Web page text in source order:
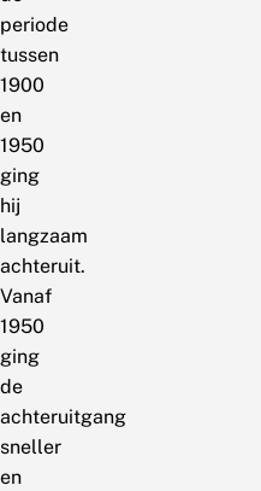
periode
tussen
1900
en
1950
ging
hij
langzaam
achteruit.
Vanaf
1950
ging
de
achteruitgang
sneller
en